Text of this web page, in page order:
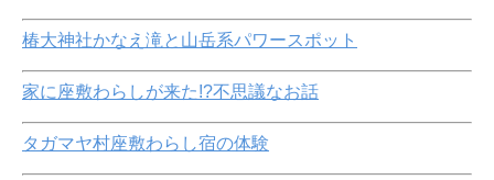
椿大神社かなえ滝と山岳系パワースポット
家に座敷わらしが来た!?不思議なお話
タガマヤ村座敷わらし宿の体験